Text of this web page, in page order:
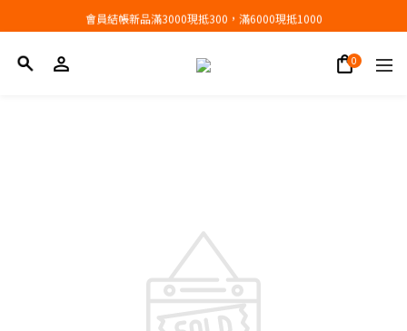
會員結帳新品滿3000現抵300，滿6000現抵1000
會員結帳新品滿3000現抵300，滿6000現抵1000